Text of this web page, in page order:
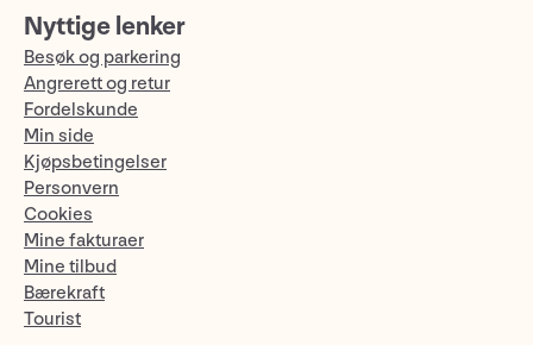
Nyttige lenker
Besøk og parkering
Angrerett og retur
Fordelskunde
Min side
Kjøpsbetingelser
Personvern
Cookies
Mine fakturaer
Mine tilbud
Bærekraft
Tourist